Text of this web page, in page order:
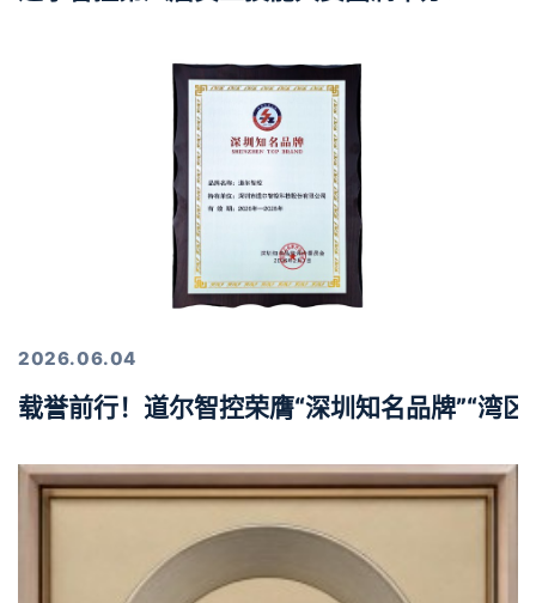
2026.06.04
载誉前行！道尔智控荣膺“深圳知名品牌”“湾